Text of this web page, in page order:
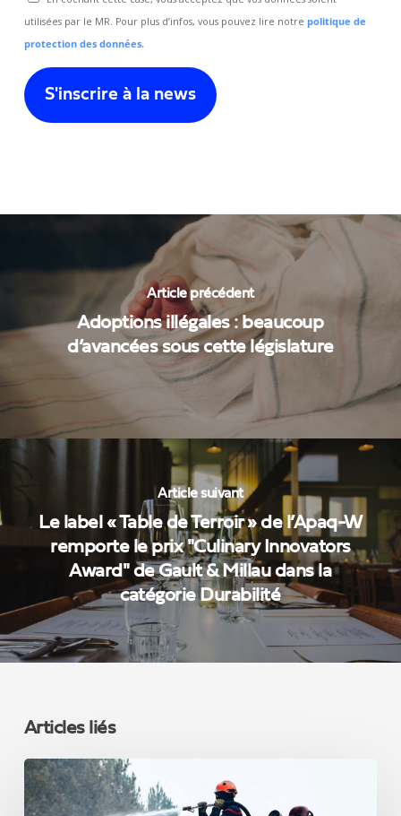
utilisées par le MR. Pour plus d’infos, vous pouvez lire notrepolitique de
protection des données.
Article précédent
Adoptions illégales : beaucoup
d’avancées sous cette législature
Article suivant
Le label « Table de Terroir » de l’Apaq-W
remporte le prix "Culinary Innovators
Award" de Gault & Millau dans la
catégorie Durabilité
Articles liés
INCENDIES
EN
FRANCE